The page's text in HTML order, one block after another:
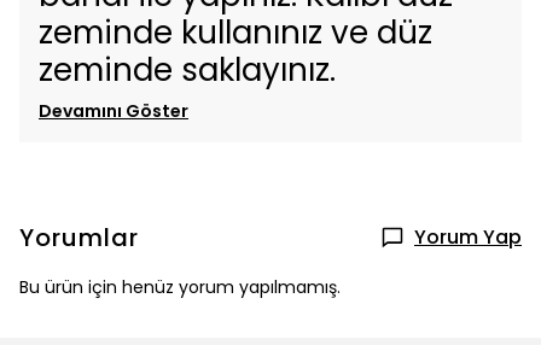
zeminde kullanınız ve düz
zeminde saklayınız.
Devamını Göster
Yorumlar Yorum Yap
Bu ürün için henüz yorum yapılmamış.